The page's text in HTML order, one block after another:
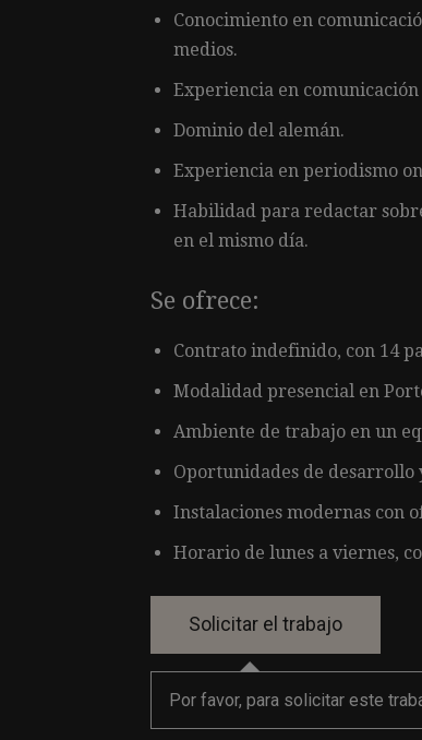
Conocimiento en
medios.
Experiencia en
Dominio del alemán.
Experiencia en periodismo
Habilidad para redactar
en el mismo día.
Se ofrece:
Contrato indefinido, con 14
Modalidad presencial en
Ambiente de trabajo en un
Oportunidades de desarrollo
Instalaciones modernas con
Horario de lunes a viernes,
Por favor, para solicitar este